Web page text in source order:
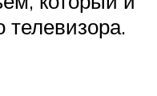
телевизора.